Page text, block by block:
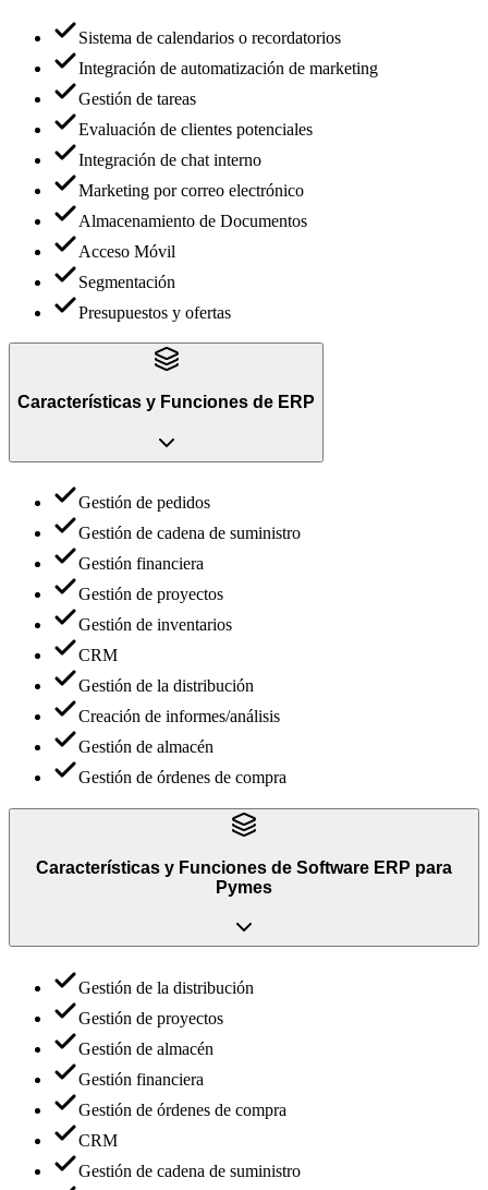
Sistema de calendarios o recordatorios
Integración de automatización de marketing
Gestión de tareas
Evaluación de clientes potenciales
Integración de chat interno
Marketing por correo electrónico
Almacenamiento de Documentos
Acceso Móvil
Segmentación
Presupuestos y ofertas
Características y Funciones de ERP
Gestión de pedidos
Gestión de cadena de suministro
Gestión financiera
Gestión de proyectos
Gestión de inventarios
CRM
Gestión de la distribución
Creación de informes/análisis
Gestión de almacén
Gestión de órdenes de compra
Características y Funciones de Software ERP para
Pymes
Gestión de la distribución
Gestión de proyectos
Gestión de almacén
Gestión financiera
Gestión de órdenes de compra
CRM
Gestión de cadena de suministro